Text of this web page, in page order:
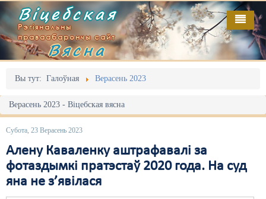
Віцебская
Рэгіянальны
праваабарончы сайт
Вясна
Вы тут: Галоўная Верасень 2023
Верасень 2023 - Віцебская вясна
Субота, 23 Верасень 2023
Алену Каваленку аштрафавалі за
фотаздымкі пратэстаў 2020 года. На суд
яна не з’явілася
Галоўная
Адміністрацыйны перасьлед
Акцыі
Выбары
Грамадзянскія ініцыятывы
Дзяржава
Выданьні
Відэа
Пра нас
RSS